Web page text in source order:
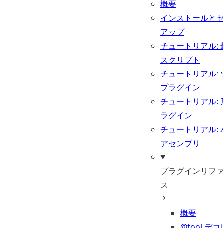
概要
インストールと
アップ
チュートリアル:
スクリプト
チュートリアル:
プラグイン
チュートリアル:
ラグイン
チュートリアル:
アセンブリ
プラグインリフ
ス
概要